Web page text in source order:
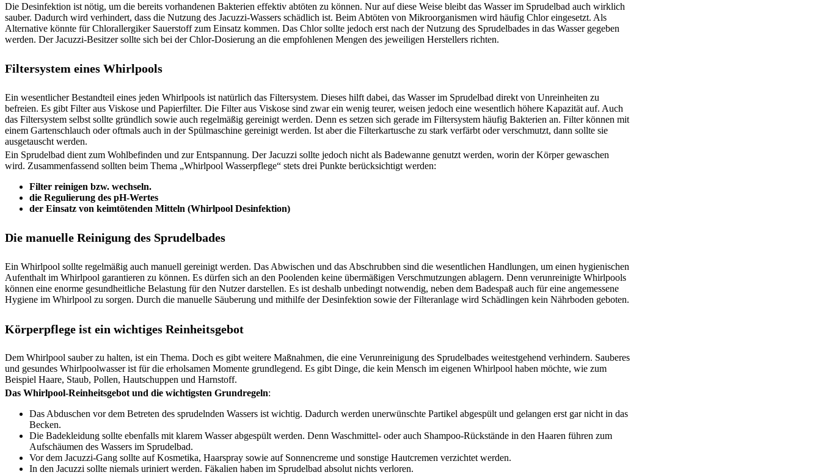
Die Desinfektion ist nötig, um die bereits vorhandenen Bakterien effektiv abtöten zu können. Nur auf diese Weise bleibt das Wasser im Sprudelbad auch wirklich
sauber. Dadurch wird verhindert, dass die Nutzung des Jacuzzi-Wassers schädlich ist. Beim Abtöten von Mikroorganismen wird häufig Chlor eingesetzt. Als
Alternative könnte für Chlorallergiker Sauerstoff zum Einsatz kommen. Das Chlor sollte jedoch erst nach der Nutzung des Sprudelbades in das Wasser gegeben
werden. Der Jacuzzi-Besitzer sollte sich bei der Chlor-Dosierung an die empfohlenen Mengen des jeweiligen Herstellers richten.
Filtersystem eines Whirlpools
Ein wesentlicher Bestandteil eines jeden Whirlpools ist natürlich das Filtersystem. Dieses hilft dabei, das Wasser im Sprudelbad direkt von Unreinheiten zu
befreien. Es gibt Filter aus Viskose und Papierfilter. Die Filter aus Viskose sind zwar ein wenig teurer, weisen jedoch eine wesentlich höhere Kapazität auf. Auch
das Filtersystem selbst sollte gründlich sowie auch regelmäßig gereinigt werden. Denn es setzen sich gerade im Filtersystem häufig Bakterien an. Filter können mit
einem Gartenschlauch oder oftmals auch in der Spülmaschine gereinigt werden. Ist aber die Filterkartusche zu stark verfärbt oder verschmutzt, dann sollte sie
ausgetauscht werden.
Ein Sprudelbad dient zum Wohlbefinden und zur Entspannung. Der Jacuzzi sollte jedoch nicht als Badewanne genutzt werden, worin der Körper gewaschen
wird. Zusammenfassend sollten beim Thema „Whirlpool Wasserpflege“ stets drei Punkte berücksichtigt werden:
Filter reinigen bzw. wechseln.
die Regulierung des pH-Wertes
der Einsatz von keimtötenden Mitteln (Whirlpool Desinfektion)
Die manuelle Reinigung des Sprudelbades
Ein Whirlpool sollte regelmäßig auch manuell gereinigt werden. Das Abwischen und das Abschrubben sind die wesentlichen Handlungen, um einen hygienischen
Aufenthalt im Whirlpool garantieren zu können. Es dürfen sich an den Poolenden keine übermäßigen Verschmutzungen ablagern. Denn verunreinigte Whirlpools
können eine enorme gesundheitliche Belastung für den Nutzer darstellen. Es ist deshalb unbedingt notwendig, neben dem Badespaß auch für eine angemessene
Hygiene im Whirlpool zu sorgen. Durch die manuelle Säuberung und mithilfe der Desinfektion sowie der Filteranlage wird Schädlingen kein Nährboden geboten.
Körperpflege ist ein wichtiges Reinheitsgebot
Dem Whirlpool sauber zu halten, ist ein Thema. Doch es gibt weitere Maßnahmen, die eine Verunreinigung des Sprudelbades weitestgehend verhindern. Sauberes
und gesundes Whirlpoolwasser ist für die erholsamen Momente grundlegend. Es gibt Dinge, die kein Mensch im eigenen Whirlpool haben möchte, wie zum
Beispiel Haare, Staub, Pollen, Hautschuppen und Harnstoff.
Das Whirlpool-Reinheitsgebot und die wichtigsten Grundregeln:
Das Abduschen vor dem Betreten des sprudelnden Wassers ist wichtig. Dadurch werden unerwünschte Partikel abgespült und gelangen erst gar nicht in das
Becken.
Die Badekleidung sollte ebenfalls mit klarem Wasser abgespült werden. Denn Waschmittel- oder auch Shampoo-Rückstände in den Haaren führen zum
Aufschäumen des Wassers im Sprudelbad.
Vor dem Jacuzzi-Gang sollte auf Kosmetika, Haarspray sowie auf Sonnencreme und sonstige Hautcremen verzichtet werden.
In den Jacuzzi sollte niemals uriniert werden. Fäkalien haben im Sprudelbad absolut nichts verloren.